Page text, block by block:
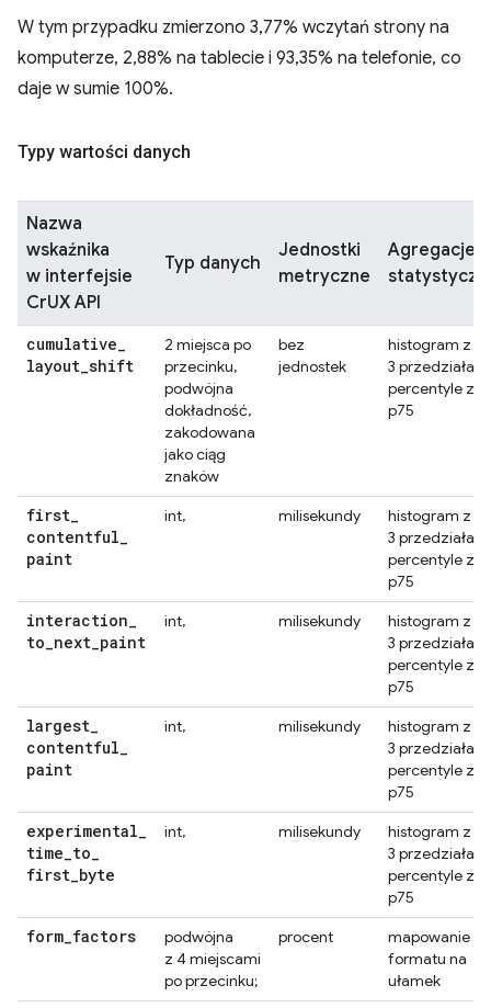
W tym przypadku zmierzono 3,77% wczytań strony na
komputerze, 2,88% na tablecie i 93,35% na telefonie, co
daje w sumie 100%.
Typy wartości danych
Nazwa
wskaźnika
w interfejsie
CrUX API
Typ danych
Jednostki
metryczne
Agregacje
cumulative_
layout_shift
2 miejsca po
przecinku,
podwójna
dokładność,
zakodowana
jako ciąg
znaków
bez
jednostek
histogram z
3
percentyle z
p75
first_
contentful_
paint
int, milisekundy
histogram z
3
percentyle z
p75
interaction_
to_next_paint
int, milisekundy
histogram z
3
percentyle z
p75
largest_
contentful_
paint
int, milisekundy
histogram z
3
percentyle z
p75
experimental_
time_to_
first_byte
int, milisekundy
histogram z
3
percentyle z
p75
form_factors
podwójna
z 4 miejscami
po przecinku;
procent
mapowanie
formatu na
ułamek